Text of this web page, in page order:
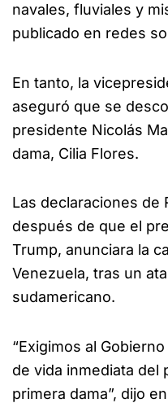
navales, fluviales y
publicado en redes
En tanto, la
aseguró que se
presidente Nicolás
dama, Cilia Flores.
Las declaraciones de
después de que el
Trump, anunciara la
Venezuela, tras un
sudamericano.
“Exigimos al
de vida inmediata del
primera dama”, dijo